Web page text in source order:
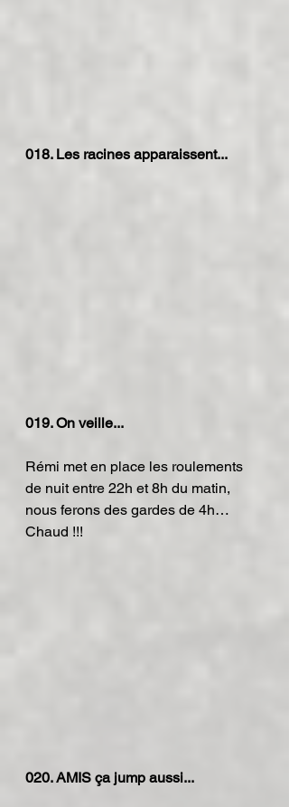
018. Les racines apparaissent...
019. On veille...
Rémi met en place les roulements
de nuit entre 22h et 8h du matin,
nous ferons des gardes de 4h…
Chaud !!!
020. AMIS ça jump aussi...